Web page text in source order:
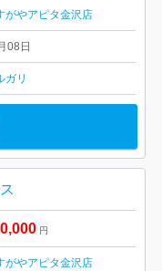
がやアピタ金沢店
08日
ガリ
円
がやアピタ金沢店